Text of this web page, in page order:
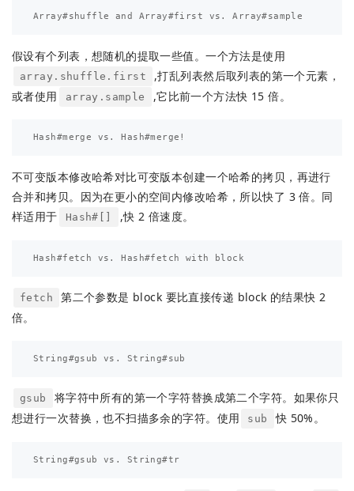
假设有个列表，想随机的提取一些值。一个方法是使用
array.shuffle.first
,打乱列表然后取列表的第一个元素，
或者使用
array.sample ,它比前一个方法快 15 倍。
不可变版本修改哈希对比可变版本创建一个哈希的拷贝，再进行
合并和拷贝。因为在更小的空间内修改哈希，所以快了 3 倍。同
样适用于
Hash#[] ,快 2 倍速度。
fetch
第二个参数是 block 要比直接传递 block 的结果快 2
倍。
gsub
将字符中所有的第一个字符替换成第二个字符。如果你只
想进行一次替换，也不扫描多余的字符。使用
sub 快 50%。